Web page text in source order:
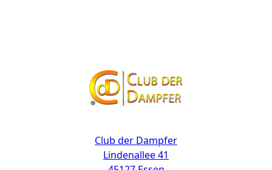
Club der Dampfer
Lindenallee 41